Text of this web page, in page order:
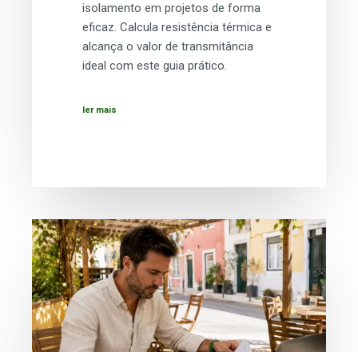
isolamento em projetos de forma
eficaz. Calcula resistência térmica e
alcança o valor de transmitância
ideal com este guia prático.
ler mais
O
que
influencia
a
performance
térmica
em